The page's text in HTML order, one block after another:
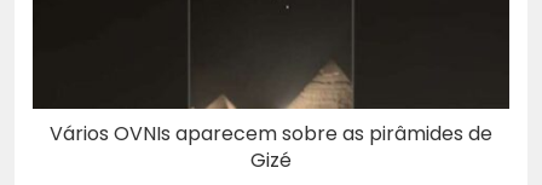
Vários OVNIs aparecem sobre as pirâmides de
Gizé